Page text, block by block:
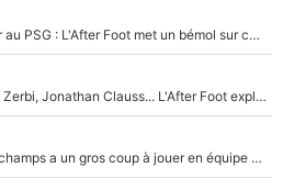
Ferran Torres accepte de signer au PSG : L'After Foot met un bémol sur ce transfert, le champion du monde va couter trop cher ?
Mason Greenwood, Roberto De Zerbi, Jonathan Clauss... L'After Foot explique pourquoi Medhi Benatia a craqué à l'OM !
Un joueur snobé par Didier Deschamps a un gros coup à jouer en équipe de France : Zinedine Zidane a trouvé son numéro 9 ?